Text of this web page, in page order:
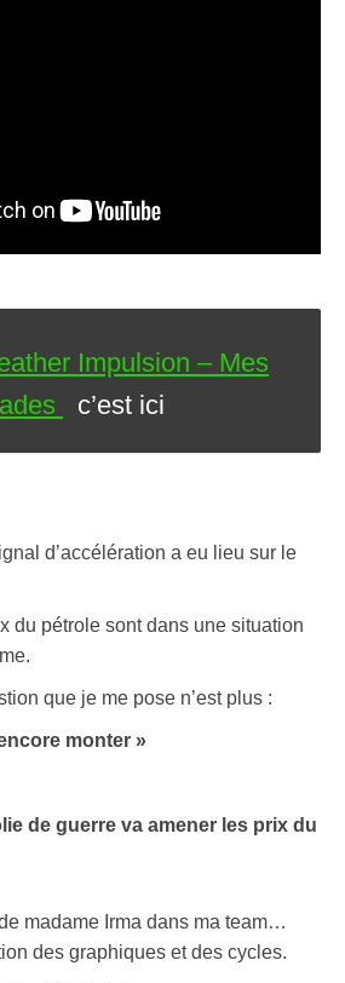
Impulsion – Mes
c’est ici
d’accélération a eu lieu sur le
du pétrole sont dans une situation
que je me pose n’est plus :
monter »
de guerre va amener les prix du
de madame Irma dans ma team…
des graphiques et des cycles.